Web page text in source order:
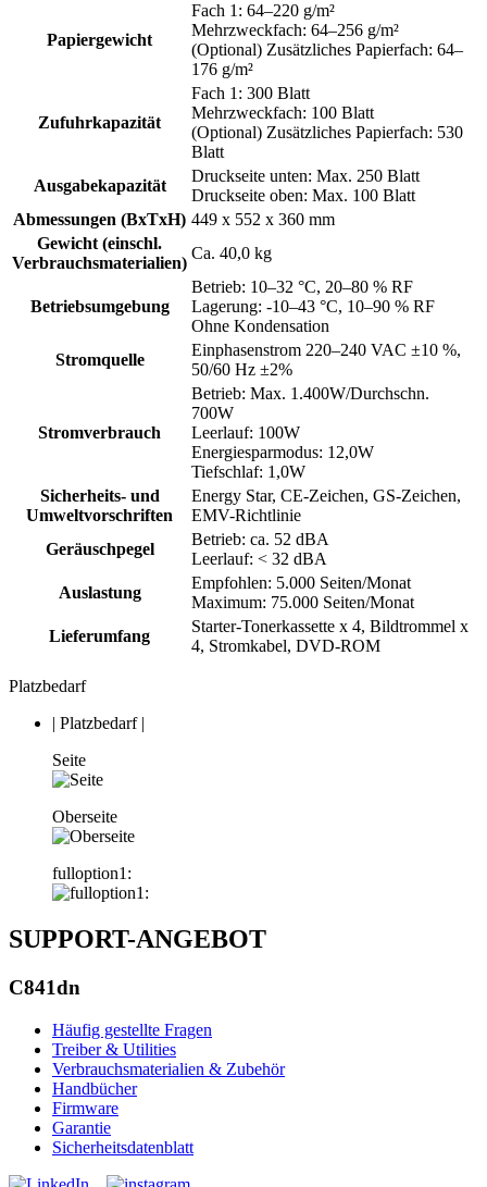
Papiergewicht
Fach 1: 64–220 g/m²
Mehrzweckfach: 64–256 g/m²
(Optional) Zusätzliches Papierfach: 64–
176 g/m²
Zufuhrkapazität
Fach 1: 300 Blatt
Mehrzweckfach: 100 Blatt
(Optional) Zusätzliches Papierfach: 530
Blatt
Ausgabekapazität
Druckseite unten: Max. 250 Blatt
Druckseite oben: Max. 100 Blatt
Abmessungen (BxTxH) 449 x 552 x 360 mm
Gewicht (einschl.
Verbrauchsmaterialien)
Ca. 40,0 kg
Betriebsumgebung
Betrieb: 10–32 °C, 20–80 % RF
Lagerung: -10–43 °C, 10–90 % RF
Ohne Kondensation
Stromquelle
Einphasenstrom 220–240 VAC ±10 %,
50/60 Hz ±2%
Stromverbrauch
Betrieb: Max. 1.400W/Durchschn.
700W
Leerlauf: 100W
Energiesparmodus: 12,0W
Tiefschlaf: 1,0W
Sicherheits- und
Umweltvorschriften
Energy Star, CE-Zeichen, GS-Zeichen,
EMV-Richtlinie
Geräuschpegel
Betrieb: ca. 52 dBA
Leerlauf: < 32 dBA
Auslastung
Empfohlen: 5.000 Seiten/Monat
Maximum: 75.000 Seiten/Monat
Lieferumfang
Starter-Tonerkassette x 4, Bildtrommel x
4, Stromkabel, DVD-ROM
Platzbedarf
| Platzbedarf|
Seite
Oberseite
fulloption1:
SUPPORT-ANGEBOT
C841dn
Häufig gestellte Fragen
Treiber & Utilities
Verbrauchsmaterialien & Zubehör
Handbücher
Firmware
Garantie
Sicherheitsdatenblatt